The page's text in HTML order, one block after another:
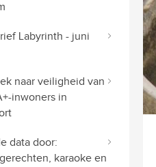
Labyrinth - juni
naar veiligheid van
inwoners in
data door:
karaoke en